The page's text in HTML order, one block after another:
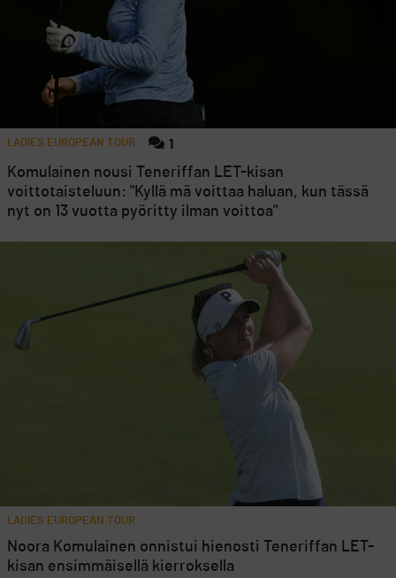
LADIES EUROPEAN TOUR 1
Komulainen nousi Teneriffan LET-kisan
voittotaisteluun: "Kyllä mä voittaa haluan, kun tässä
nyt on 13 vuotta pyöritty ilman voittoa"
LADIES EUROPEAN TOUR
Noora Komulainen onnistui hienosti Teneriffan LET-
kisan ensimmäisellä kierroksella